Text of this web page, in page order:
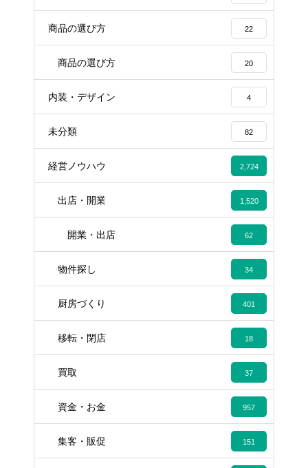
商品の選び方 22
商品の選び方 20
内装・デザイン 4
未分類 82
経営ノウハウ 2,724
出店・開業 1,520
開業・出店 62
物件探し 34
厨房づくり 401
移転・閉店 18
買取 37
資金・お金 957
集客・販促 151